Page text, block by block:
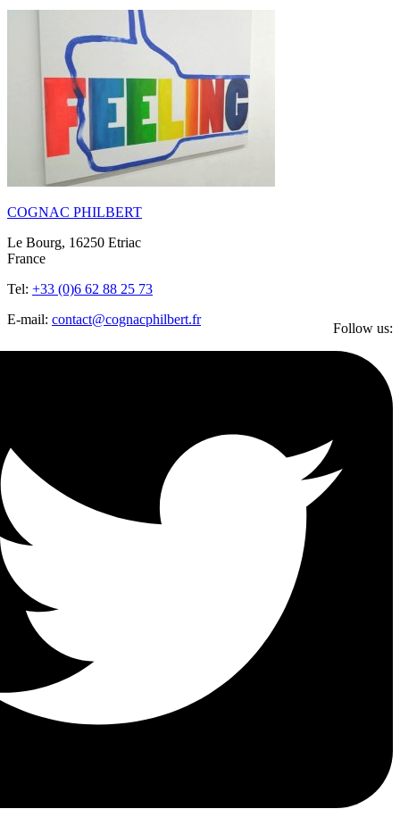
COGNAC PHILBERT
Le Bourg, 16250 Etriac
France
Tel: +33 (0)6 62 88 25 73
E-mail: contact@cognacphilbert.fr
Follow us: